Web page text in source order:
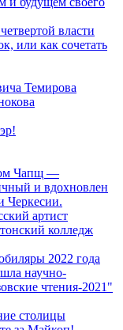
власти
или как сочетать
Темирова
Чапщ —
и вдохновлен
Черкесии.
артист
колледж
2022 года
научно-
чтения-2021"
столицы